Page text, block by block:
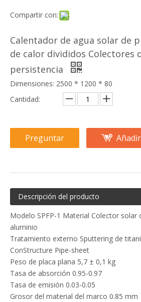
Compartir con:
Calentador de agua solar de
de calor divididos Colectores
persistencia
Dimensiones: 2500 * 1200 * 80
Cantidad:
Preguntar
Descripción del producto
Modelo SPFP-1 Material Colector
aluminio
Tratamiento externo Sputtering de
ConStructure Pipe-sheet
Peso de placa plana 5,7 ± 0,1 kg
Tasa de absorción 0.95-0.97
Tasa de emisión 0.03-0.05
Grosor del material del marco 0.85 mm